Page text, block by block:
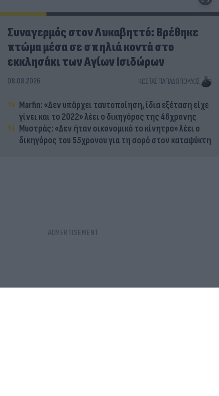
Συναγερμός στον Λυκαβηττό: Βρέθηκε
πτώμα μέσα σε σπηλιά κοντά στο
εκκλησάκι των Αγίων Ισιδώρων
08.08.2026 ΚΏΣΤΑΣ ΠΑΠΑΔΌΠΟΥΛΟΣ
Marfin: «Δεν υπάρχει ταυτοποίηση, ίδια εξέταση είχε
γίνει και το 2022» λέει ο δικηγόρος της 46χρονης
Μυστράς: «Δεν ήταν οικονομικό το κίνητρο» λέει ο
δικηγόρος του 55χρονου για τη σορό στον καταψύκτη